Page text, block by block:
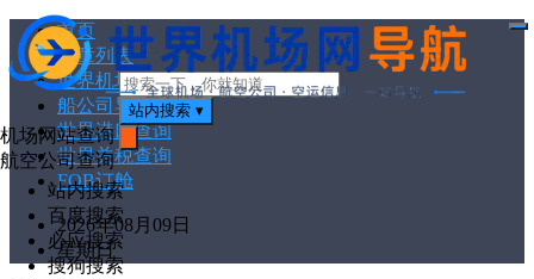
首页
文章列表
世界机场代码
船公司导航
世界港口查询
世界关税查询
FOB订舱
2026年08月09日
星期日
机场网站查询
航空公司查询
站内搜索 ▾
站内搜索
百度搜索
必应搜索
搜狗搜索
搜
索
打